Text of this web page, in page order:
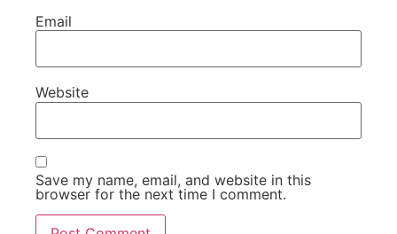
Email
Website
Save my name, email, and website in this
browser for the next time I comment.